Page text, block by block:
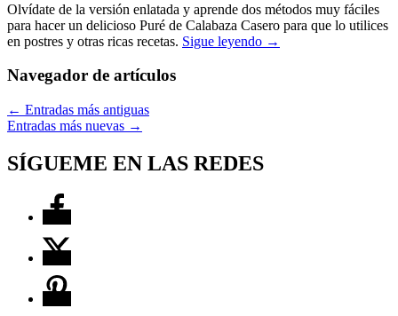
Olvídate de la versión enlatada y aprende dos métodos muy fáciles
para hacer un delicioso Puré de Calabaza Casero para que lo utilices
en postres y otras ricas recetas. Sigue leyendo →
Navegador de artículos
← Entradas más antiguas
Entradas más nuevas →
SÍGUEME EN LAS REDES